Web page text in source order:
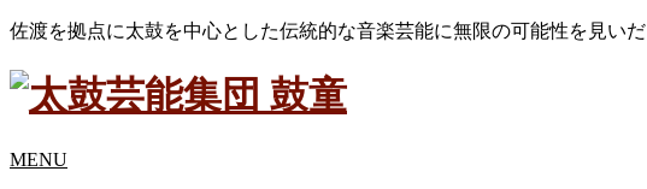
佐渡を拠点に太鼓を中心とした伝統的な音楽芸能に無限の可能性を見い
MENU